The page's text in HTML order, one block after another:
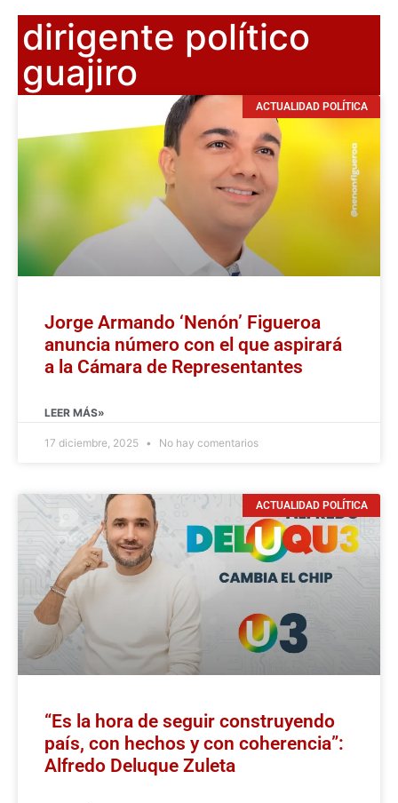
dirigente político
guajiro
ACTUALIDAD POLÍTICA
Jorge Armando ‘Nenón’ Figueroa
anuncia número con el que aspirará
a la Cámara de Representantes
LEER MÁS»
17 diciembre, 2025 No hay comentarios
ACTUALIDAD POLÍTICA
“Es la hora de seguir construyendo
país, con hechos y con coherencia”:
Alfredo Deluque Zuleta